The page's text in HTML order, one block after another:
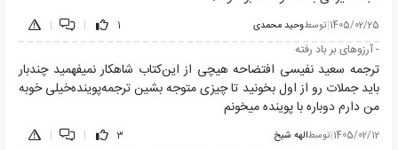
1405/02/25
|توسطوحید محمدی 1
|
|
- آرزوهای بر باد رفته
ترجمه سعید نفیسی افتضاحه هیچی از این‌کتاب شاهکار نمیفهمید چندبار
باید جملات رو از اول بخونید تا چیزی متوجه بشین ترجمه‌پوینده‌خیلی خوبه
من دارم دوباره با پوینده میخونم
1405/02/12
|توسطالهه شيخ 3
|
|